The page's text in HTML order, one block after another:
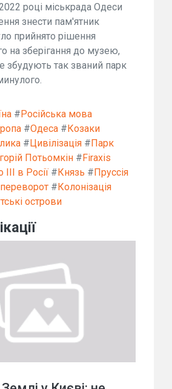
році міськрада Одеси
знести пам'ятник
прийнято рішення
на зберігання до музею,
збудують так званий парк
# Російська мова
#Одеса # Козаки
# Цивілізація # Парк
Потьомкін # Firaxis
ІІІ в Росії # Князь # Пруссія
# Колонізація
острови